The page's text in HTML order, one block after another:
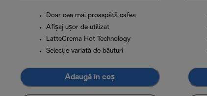
Doar cea mai proaspătă cafea
Afișaj ușor de utilizat
LatteCrema Hot Technology
Selecție variată de băuturi
Adaugă în coș